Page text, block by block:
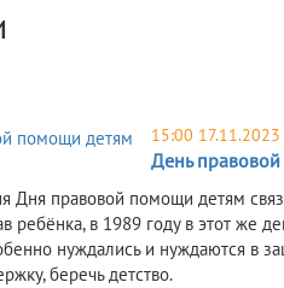
15:00 17.11.2023
День
Дня правовой помощи детям
ребёнка, в 1989 году в этот же
нуждались и нуждаются в
беречь детство.